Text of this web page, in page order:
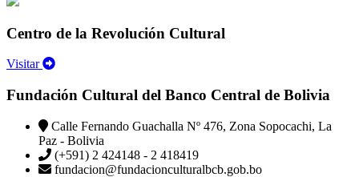
Centro de la Revolución Cultural
Visitar
Fundación Cultural del Banco Central de Bolivia
Calle Fernando Guachalla Nº 476, Zona Sopocachi, La
Paz - Bolivia
(+591) 2 424148 - 2 418419
fundacion@fundacionculturalbcb.gob.bo